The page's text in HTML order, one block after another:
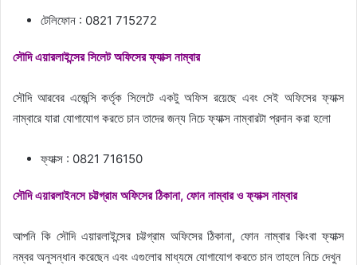
টেলিফোন : 0821 715272
সৌদি এয়ারলাইন্সের সিলেট অফিসের ফ্যাক্স নাম্বার
সৌদি আরবের এজেন্সি কর্তৃক সিলেটে একটু অফিস রয়েছে এবং সেই অফিসের ফ্যাক্স
নাম্বারে যারা যোগাযোগ করতে চান তাদের জন্য নিচে ফ্যাক্স নাম্বারটা প্রদান করা হলো
ফ্যাক্স : 0821 716150
সৌদি এয়ারলাইনসে চট্টগ্রাম অফিসের ঠিকানা, ফোন নাম্বার ও ফ্যাক্স নাম্বার
আপনি কি সৌদি এয়ারলাইন্সের চট্টগ্রাম অফিসের ঠিকানা, ফোন নাম্বার কিংবা ফ্যাক্স
নম্বর অনুসন্ধান করেছেন এবং এগুলোর মাধ্যমে যোগাযোগ করতে চান তাহলে নিচে দেখুন